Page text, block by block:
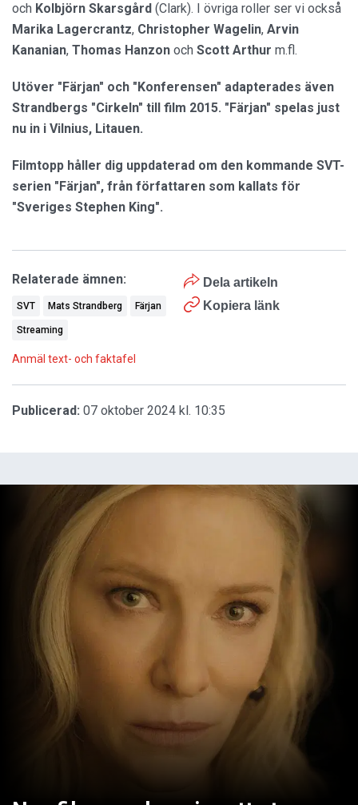
och Kolbjörn Skarsgård (Clark). I övriga roller ser vi också
Marika Lagercrantz, Christopher Wagelin, Arvin
Kananian, Thomas Hanzon och Scott Arthur m.fl.
Utöver "Färjan" och "Konferensen" adapterades även
Strandbergs "Cirkeln" till film 2015. "Färjan" spelas just
nu in i Vilnius, Litauen.
Filmtopp håller dig uppdaterad om den kommande SVT-
serien "Färjan", från författaren som kallats för
"Sveriges Stephen King".
Dela artikeln
Kopiera länk
Relaterade ämnen:
SVT Mats Strandberg Färjan
Streaming
Anmäl text- och faktafel
Publicerad: 07 oktober 2024 kl. 10:35